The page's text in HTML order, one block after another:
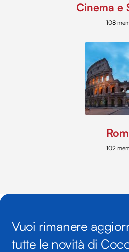
Cinema e
108
102
Vuoi rimanere
tutte le novità di